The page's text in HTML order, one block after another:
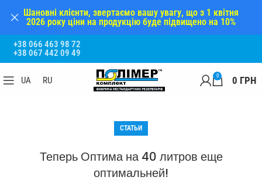
+38 066 463 98 72
+38 067 442 09 49
UA RU 0 0 ГРН
СТАТЬИ
Теперь Оптима на 40 литров еще
оптимальней!
Шановні клієнти, звертаємо вашу увагу, що з 1 квітня
2026 року ціни на продукцію буде підвищено на 10%